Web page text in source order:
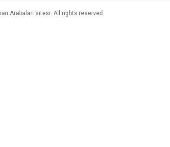
Arabaları sitesi. All rights reserved.